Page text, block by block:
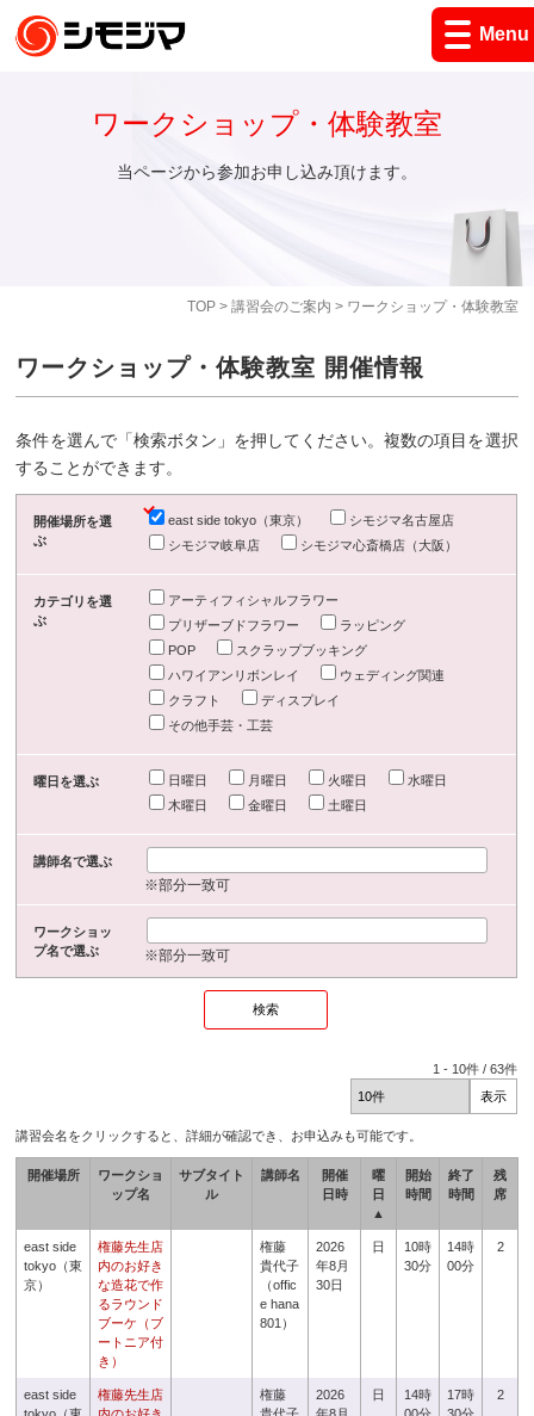
Menu
TOP> 講習会のご案内 > ワークショップ・体験教室
ワークショップ・体験教室
当ページから参加お申し込み頂けます。
ワークショップ・体験教室 開催情報
条件を選んで「検索ボタン」を押してください。複数の項目を選択
することができます。
開催場所を選
ぶ
east side tokyo（東京）
シモジマ名古屋店
シモジマ岐阜店
シモジマ心斎橋店（大阪）
カテゴリを選
ぶ
アーティフィシャルフラワー
プリザーブドフラワー
ラッピング
POP
スクラップブッキング
ハワイアンリボンレイ
ウェディング関連
クラフト
ディスプレイ
その他手芸・工芸
曜日を選ぶ 日曜日 月曜日 火曜日
水曜日
木曜日
金曜日 土曜日
講師名で選ぶ
※部分一致可
ワークショッ
プ名で選ぶ
※部分一致可
1 - 10件 /63件
講習会名をクリックすると、詳細が確認でき、お申込みも可能です。
開催場所
ワークショ
ップ名
サブタイト
ル
講師名
開催
日時
曜
日
▲
開始
時間
終了
時間
残
席
east side
tokyo（東
京）
権藤先生店
内のお好き
な造花で作
るラウンド
ブーケ（ブ
ートニア付
き）
権藤
貴代子
（offic
e hana
801）
2026
年8月
30日
日
10時
30分
14時
00分
2
east side
権藤先生店
権藤
2026
日
14時
17時
2